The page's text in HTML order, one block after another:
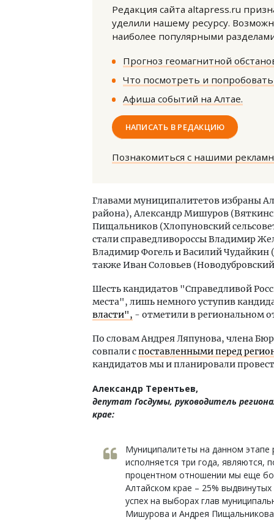
Редакция сайта altapress.ru
уделили нашему ресурсу.
наиболее популярными
Прогноз геомагнитной
Что посмотреть и попробовать
Афиша событий на Алтае.
НАПИСАТЬ В РЕДАКЦИЮ
Познакомиться с нашими
Главами муниципалитетов избраны
района), Александр Мишуров
Пищальников (Хлопуновский
стали справедливороссы Владимир
Владимир Фогель и Василий Чудайкин
также Иван Соловьев
Шесть кандидатов "Справедливой
места", лишь немного уступив
власти", - отметили в региональном
По словам Андрея Ляпунова, члена
совпали споставленными перед
кандидатов мы и планировали
Александр Терентьев,
депутат Госдумы, руководитель
крае:
Муниципалитеты на данном
исполняется три года,
процентном отношении мы еще
Алтайском крае – 25%
успех на выборах глав
Мишурова и Андрея